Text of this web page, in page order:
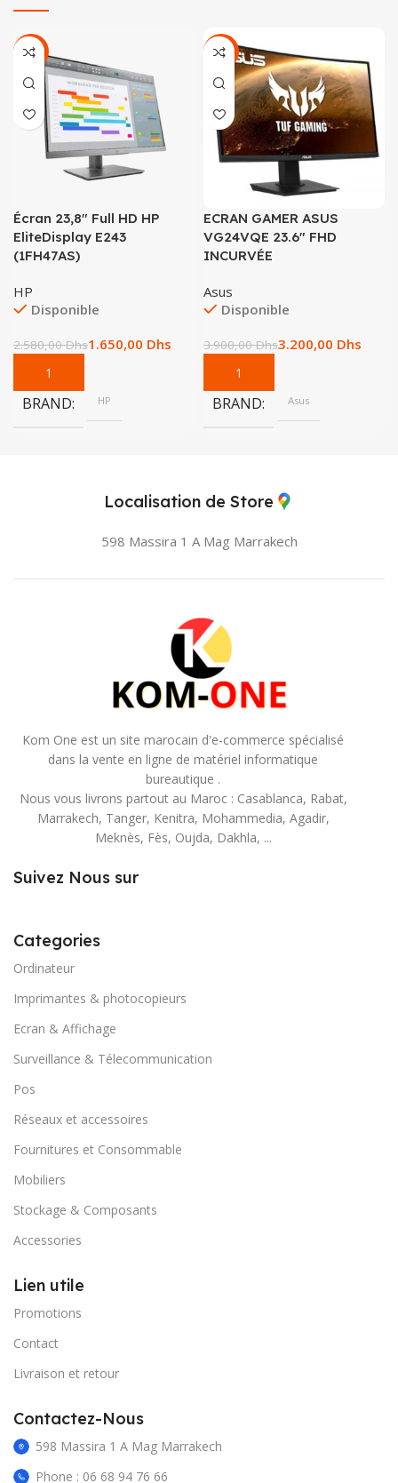
-36%
Écran 23,8″ Full HD HP
EliteDisplay E243
(1FH47AS)
HP
Disponible
2.580,00Dhs1.650,00 Dhs
BRAND HP
-18%
ECRAN GAMER ASUS
VG24VQE 23.6″ FHD
INCURVÉE
Asus
Disponible
3.900,00Dhs3.200,00 Dhs
BRAND Asus
Localisation de Store
598 Massira 1 A Mag Marrakech
Kom One est un site marocain d'e-commerce spécialisé
dans la vente en ligne de matériel informatique
bureautique .
Nous vous livrons partout au Maroc : Casablanca, Rabat,
Marrakech, Tanger, Kenitra, Mohammedia, Agadir,
Meknès, Fès, Oujda, Dakhla, ...
Suivez Nous sur
Categories
Ordinateur
Imprimantes & photocopieurs
Ecran & Affichage
Surveillance & Télecommunication
Pos
Réseaux et accessoires
Fournitures et Consommable
Mobiliers
Stockage & Composants
Accessories
Lien utile
Promotions
Contact
Livraison et retour
Contactez-Nous
598 Massira 1 A Mag Marrakech
Phone : 06 68 94 76 66